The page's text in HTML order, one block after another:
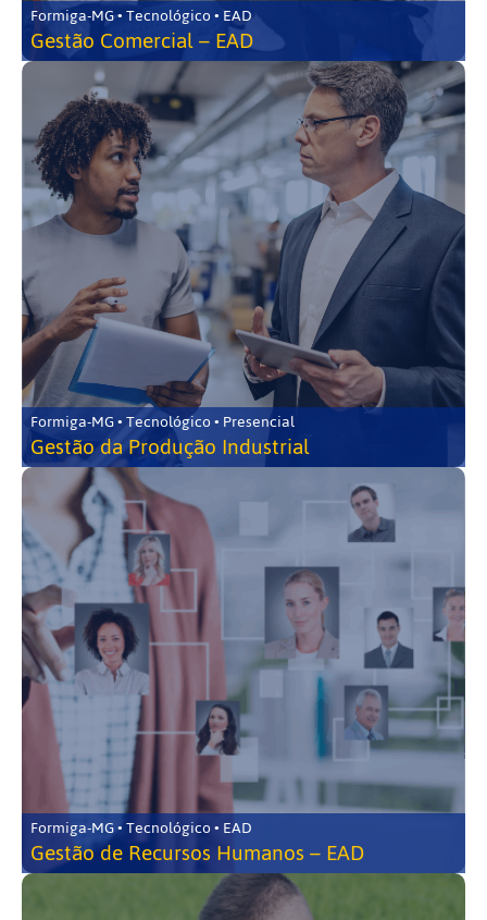
Formiga-MG • Tecnológico • EAD
Gestão Comercial – EAD
Formiga-MG • Tecnológico • Presencial
Gestão da Produção Industrial
Formiga-MG • Tecnológico • EAD
Gestão de Recursos Humanos – EAD